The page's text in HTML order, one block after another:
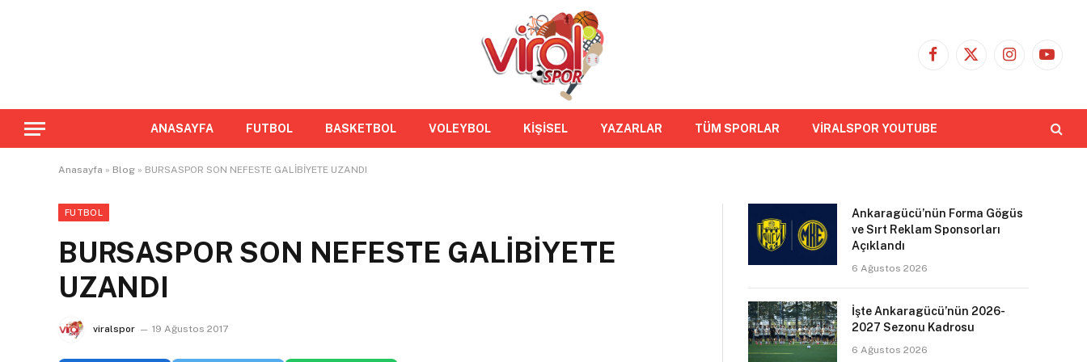
Facebook
X
Instagram
ANASAYFA FUTBOL BASKETBOL VOLEYBOL KİŞİSEL YAZARLAR TÜM SPORLAR VİRALSPOR YOUTUBE
Anasayfa » Blog » BURSASPOR SON NEFESTE GALİBİYETE UZANDI
FUTBOL
BURSASPOR SON NEFESTE GALİBİYETE
UZANDI
viralspor 19 Ağustos 2017
Ankaragücü’nün Forma Gögüs
ve Sırt Reklam Sponsorları
Açıklandı
6 Ağustos 2026
İşte Ankaragücü’nün 2026-
2027 Sezonu Kadrosu
6 Ağustos 2026